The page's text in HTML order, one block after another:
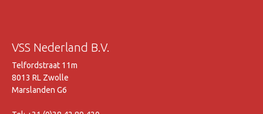
VSS Nederland B.V.
Telfordstraat 11m
8013 RL Zwolle
Marslanden G6